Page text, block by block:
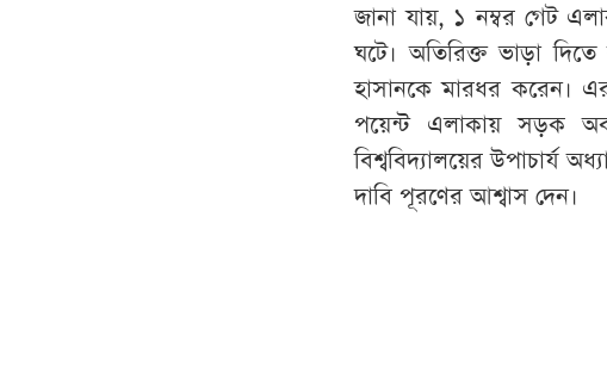
জানা যায়, ১ নম্বর গেট
ঘটে। অতিরিক্ত ভাড়া
হাসানকে মারধর করেন। এর
পয়েন্ট এলাকায় সড়ক
বিশ্ববিদ্যালয়ের উপাচার্য
দাবি পূরণের আশ্বাস দেন।